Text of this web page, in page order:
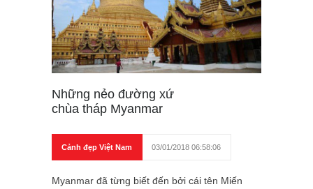
Những nẻo đường xứ
chùa tháp Myanmar
Cảnh đẹp Việt Nam 03/01/2018 06:58:06
Myanmar đã từng biết đến bởi cái tên Miến